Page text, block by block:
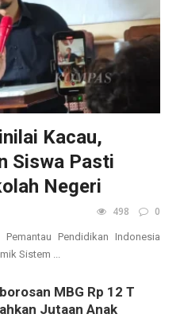
Kacau,
Siswa Pasti
Negeri
498 0
Pendidikan Indonesia
Sistem ...
MBG Rp 12 T
Jutaan Anak